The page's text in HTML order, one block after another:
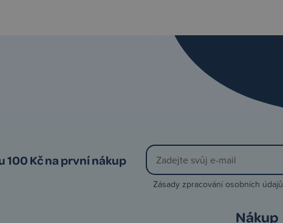
100 Kč na první nákup
Zásady zpracování osobních údajů
Nákup